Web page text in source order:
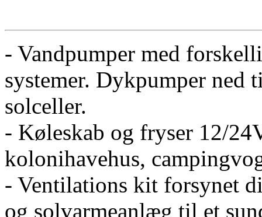
- Vandpumper med
systemer. Dykpumper ned
solceller.
- Køleskab og fryser 12/
kolonihavehus,
- Ventilations kit forsynet
og solvarmeanlæg til et